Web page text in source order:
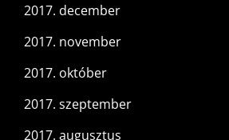
2017. december
2017. november
2017. október
2017. szeptember
2017. augusztus